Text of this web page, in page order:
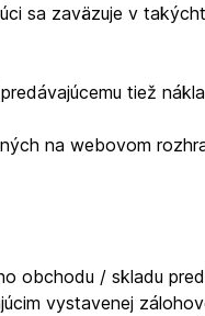
sa zaväzuje v
tiež
na webovom
obchodu / skladu
vystavenej